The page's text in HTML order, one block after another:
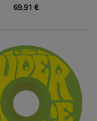
69,91 €